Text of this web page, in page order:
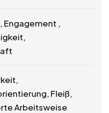
Engagement ,
Fleiß,
Arbeitsweise